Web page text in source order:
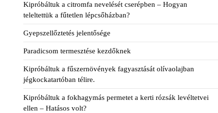
Kipróbáltuk a citromfa nevelését cserépben – Hogyan
teleltettük a fűtetlen lépcsőházban?
Gyepszellőztetés jelentősége
Paradicsom termesztése kezdőknek
Kipróbáltuk a fűszernövények fagyasztását olívaolajban
jégkockatartóban télire.
Kipróbáltuk a fokhagymás permetet a kerti rózsák levéltetvei
ellen – Hatásos volt?